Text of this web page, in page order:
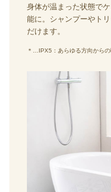
身体が温まった状態で
能に。シャンプーやト
だけます。
＊…IPX5：あらゆる方向からの